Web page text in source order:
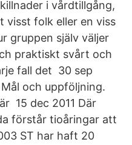
i vårdtillgång,
visst folk eller en viss
gruppen själv väljer
praktiskt svårt och
fall det 30 sep
och uppföljning.
15 dec 2011 Där
förstår tioåringar att
ST har haft 20